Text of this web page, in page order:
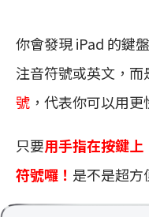
你會發現 iPad 的鍵
注音符號或英文，而
號 ，代表你可以用
只要用手指在按鍵
符號囉！ 是不是超方